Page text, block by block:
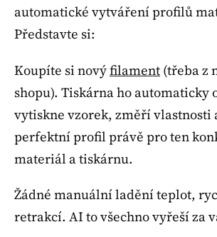
automatické vytváření profilů
Představte si:
Koupíte si novýfilament (třeba z
shopu). Tiskárna ho automaticky
vytiskne vzorek, změří vlastnosti
perfektní profil právě pro ten
materiál a tiskárnu.
Žádné manuální ladění teplot,
retrakcí. AI to všechno vyřeší za